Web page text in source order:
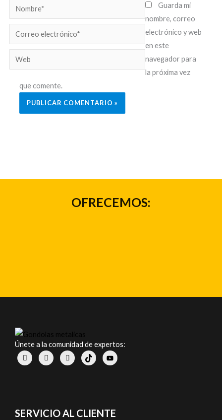
Nombre*
Correo
electrónico*
Web
Guarda mi
nombre, correo
electrónico y web
en este
navegador para
la próxima vez
que comente.
OFRECEMOS:
Únete a la comunidad de expertos:
SERVICIO AL CLIENTE